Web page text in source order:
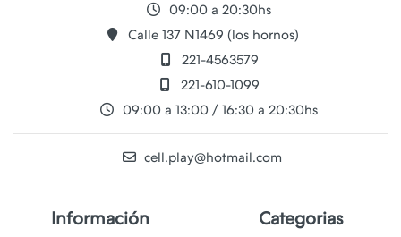
09:00 a 20:30hs
Calle 137 N1469 (los hornos)
221-4563579
221-610-1099
09:00 a 13:00 / 16:30 a 20:30hs
cell.play@hotmail.com
Información Categorias